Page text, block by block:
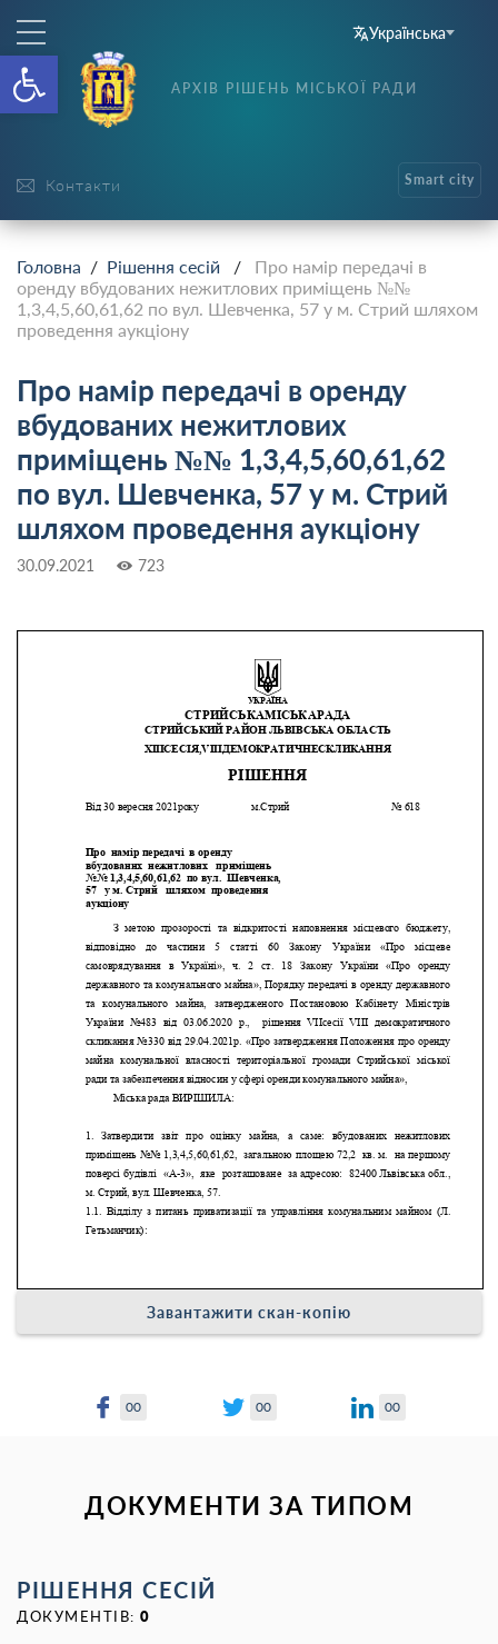
Відкрити Панель
Українська
Контакти
АРХІВ РІШЕНЬ МІСЬКОЇ РАДИ
Smart city
Головна / Рішення сесій / Про намір передачі в
оренду вбудованих нежитлових приміщень №№
1,3,4,5,60,61,62 по вул. Шевченка, 57 у м. Стрий шляхом
проведення аукціону
Про намір передачі в оренду
вбудованих нежитлових
приміщень №№ 1,3,4,5,60,61,62
по вул. Шевченка, 57 у м. Стрий
шляхом проведення аукціону
30.09.2021 723
Завантажити скан-копію
00 00 00
ДОКУМЕНТИ ЗА ТИПОМ
РІШЕННЯ СЕСІЙ
ДОКУМЕНТІВ: 0